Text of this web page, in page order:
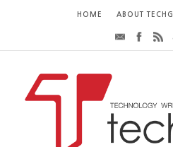
HOME ABOUT TECHG